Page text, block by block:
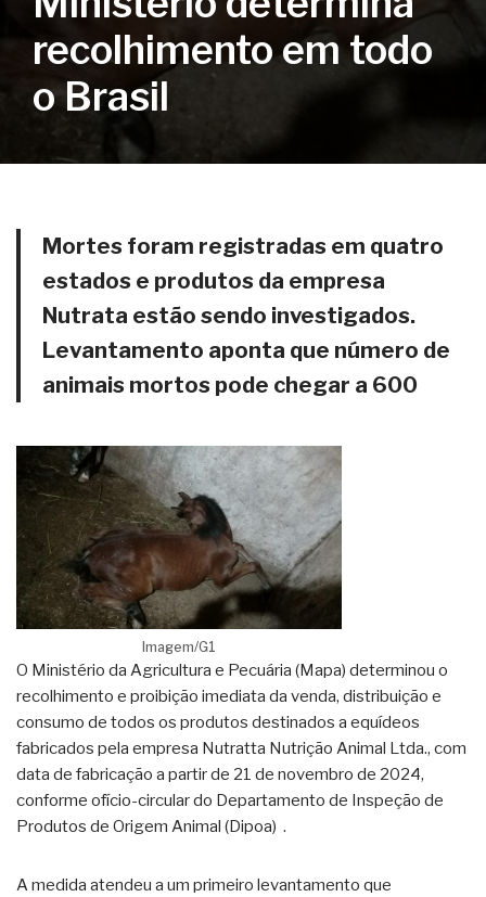
recolhimento em todo
o Brasil
Mortes foram registradas em quatro
estados e produtos da empresa
Nutrata estão sendo investigados.
Levantamento aponta que número de
animais mortos pode chegar a 600
Imagem/G1
O Ministério da Agricultura e Pecuária (Mapa) determinou o
recolhimento e proibição imediata da venda, distribuição e
consumo de todos os produtos destinados a equídeos
fabricados pela empresa Nutratta Nutrição Animal Ltda., com
data de fabricação a partir de 21 de novembro de 2024,
conforme ofício-circular do Departamento de Inspeção de
Produtos de Origem Animal (Dipoa) .
A medida atendeu a um primeiro levantamento que